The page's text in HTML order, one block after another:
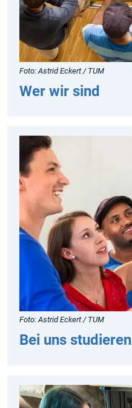
Foto: Astrid Eckert / TUM
Wer wir sind
Foto: Astrid Eckert / TUM
Bei uns studieren